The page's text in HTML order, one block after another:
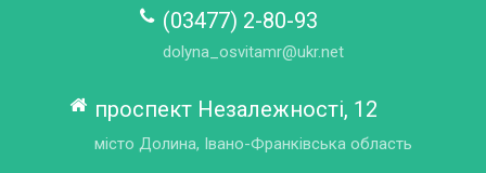
гачок» російських
спецслужб»
200-БАЛЬНИЙ РЕЗУЛЬТАТ
НАПОЛЕГЛИВОЇ ПРАЦІ
(03477) 2-80-93
dolyna_osvitamr@ukr.net
проспект Незалежності, 12
місто Долина, Івано-Франківська область